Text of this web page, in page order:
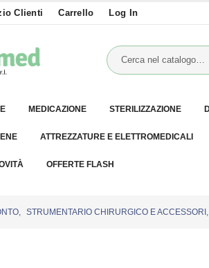
Clienti Carrello Log In
MEDICAZIONE STERILIZZAZIONE
ATTREZZATURE E ELETTROMEDICALI
OFFERTE FLASH
STRUMENTARIO CHIRURGICO E ACCESSORI